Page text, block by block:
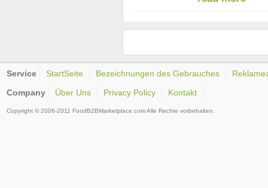
Service StartSeite Bezeichnungen des Gebrauches
Company
Über Uns Privacy Policy Kontakt
Copyright © 2006-2011 FoodB2BMarketplace.com Alle Rechte vorbehalten.